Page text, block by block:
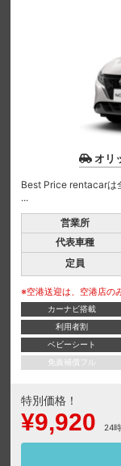
オリ
Best Price rentacarは
...
営業所
代表車種
定員
※空港送迎は、空港店の
カーナビ搭載
利用者割
ベビーシート
免責補償フル
特別価格！
¥9,920 24